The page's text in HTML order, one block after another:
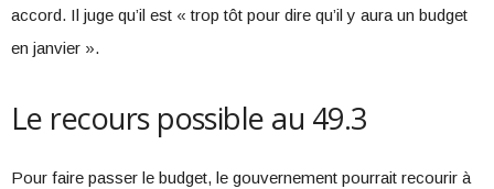
accord. Il juge qu’il est « trop tôt pour dire qu’il y aura un budget
en janvier ».
Le recours possible au 49.3
Pour faire passer le budget, le gouvernement pourrait recourir à